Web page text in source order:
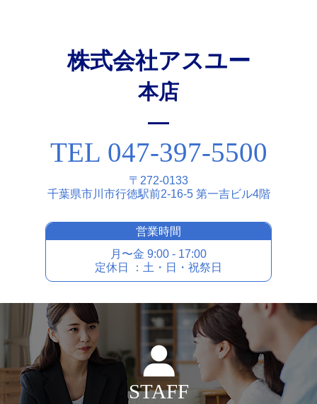
株式会社アスユー
本店
TEL 047-397-5500
〒272-0133
千葉県市川市⾏徳駅前2-16-5 第⼀吉ビル4階
営業時間
⽉〜⾦ 9:00 - 17:00
定休⽇ ：⼟・⽇・祝祭⽇
STAFF